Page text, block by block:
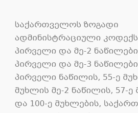
საქართველოს ზოგადი
ადმინისტრაციული
პირველი და მე-2
პირველი და მე-3
პირველი ნაწილის, 55-ე
მუხლის მე-2 ნაწილის, 57-ე
და 100-ე მუხლების,